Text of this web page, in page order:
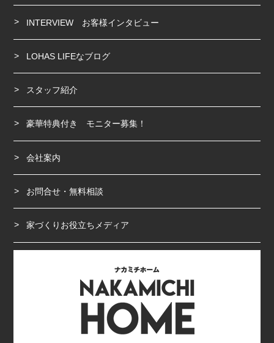
INTERVIEW お客様インタビュー
LOHAS LIFEなブログ
スタッフ紹介
豪華特典付き モニター募集！
会社案内
お問合せ・無料相談
家づくりお役立ちメディア